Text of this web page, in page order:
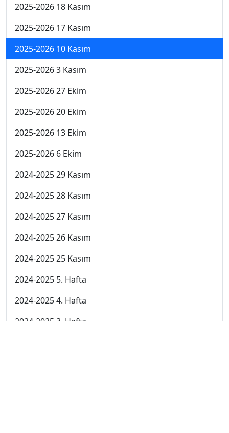
2025-2026 18 Kasım
2025-2026 17 Kasım
2025-2026 10 Kasım
2025-2026 3 Kasım
2025-2026 27 Ekim
2025-2026 20 Ekim
2025-2026 13 Ekim
2025-2026 6 Ekim
2024-2025 29 Kasım
2024-2025 28 Kasım
2024-2025 27 Kasım
2024-2025 26 Kasım
2024-2025 25 Kasım
2024-2025 5. Hafta
2024-2025 4. Hafta
2024-2025 3. Hafta